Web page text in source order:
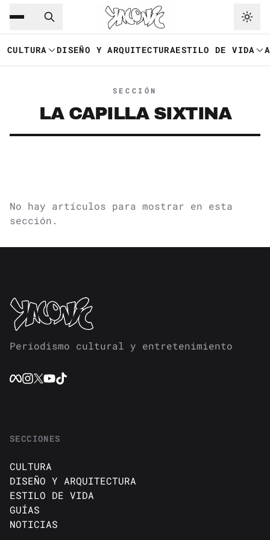
Saltar al contenido principal
CULTURA DISEÑO Y ARQUITECTURAESTILO DE VIDA
SECCIÓN
LA CAPILLA SIXTINA
No hay artículos para mostrar en esta
sección.
Periodismo cultural y entretenimiento
SECCIONES
CULTURA
DISEÑO Y ARQUITECTURA
ESTILO DE VIDA
GUÍAS
NOTICIAS